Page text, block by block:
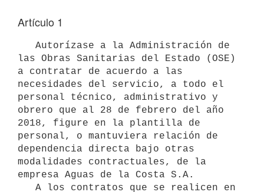
Artículo 1
las Obras Sanitarias del Estado (OSE)
a contratar de acuerdo a las
necesidades del servicio, a todo el
personal técnico, administrativo y
obrero que al 28 de febrero del año
2018, figure en la plantilla de
personal, o mantuviera relación de
dependencia directa bajo otras
modalidades contractuales, de la
empresa Aguas de la Costa S.A.